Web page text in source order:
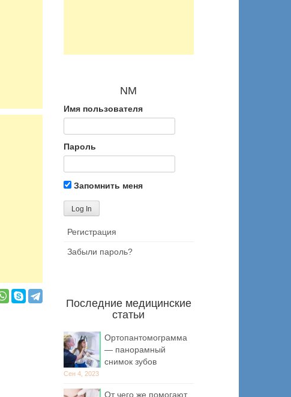
NM
Имя пользователя
Пароль
Запомнить меня
Регистрация
Забыли пароль?
Последние медицинские
статьи
Ортопантомограмма
— панорамный
снимок зубов
Сен 4, 2023
От чего же помогают